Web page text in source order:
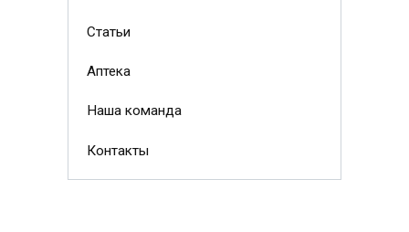
Статьи
Аптека
Наша команда
Контакты